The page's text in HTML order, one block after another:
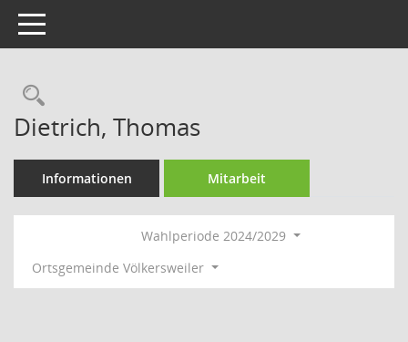
Toggle navigation
Rechercheauswahl
Dietrich, Thomas
Informationen Mitarbeit
Wahlperiode 2024/2029
Ortsgemeinde Völkersweiler